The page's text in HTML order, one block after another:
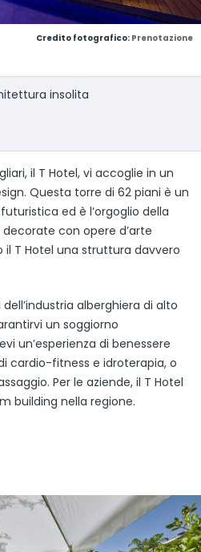
Credito fotografico: Prenotazione
insolita
il T Hotel, vi accoglie in un
Questa torre di 62 piani è un
ed è l’orgoglio della
con opere d’arte
T Hotel una struttura davvero
alberghiera di alto
un soggiorno
un’esperienza di benessere
cardio-fitness e idroterapia, o
Per le aziende, il T Hotel
building nella regione.